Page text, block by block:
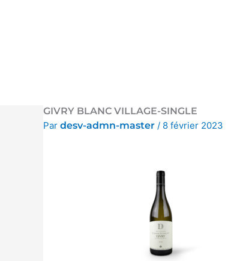
GIVRY BLANC VILLAGE-SINGLE
Par desv-admn-master / 8 février 2023